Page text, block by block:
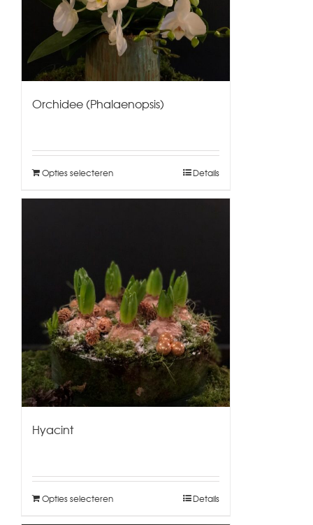
Orchidee (Phalaenopsis)
Opties selecteren Details
Hyacint
Opties selecteren Details